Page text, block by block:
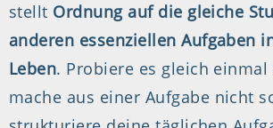
stellt Ordnung auf die gleiche
anderen essenziellen Aufgaben
Leben. Probiere es gleich einmal
mache aus einer Aufgabe nicht